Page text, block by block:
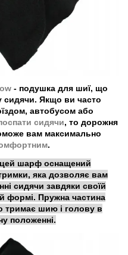
- подушка для шиї, що
сидячи. Якщо ви часто
автобусом або
сидячи, то дорожня
вам максимально
.
цей шарф оснащений
яка дозволяє вам
сидячи завдяки своїй
формі. Пружна частина
тримає шию і голову в
положенні.